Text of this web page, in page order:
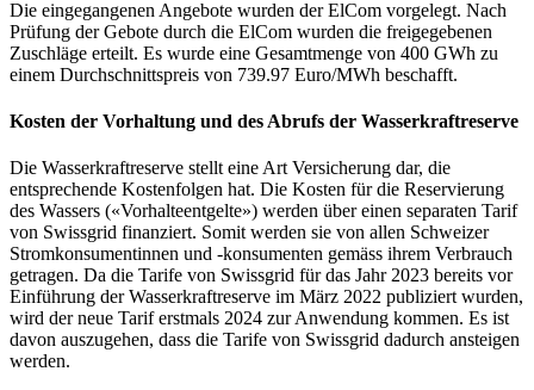
Die eingegangenen Angebote wurden der ElCom vorgelegt. Nach
Prüfung der Gebote durch die ElCom wurden die freigegebenen
Zuschläge erteilt. Es wurde eine Gesamtmenge von 400 GWh zu
einem Durchschnittspreis von 739.97 Euro/MWh beschafft.
Kosten der Vorhaltung und des Abrufs der Wasserkraftreserve
Die Wasserkraftreserve stellt eine Art Versicherung dar, die
entsprechende Kostenfolgen hat. Die Kosten für die Reservierung
des Wassers («Vorhalteentgelte») werden über einen separaten Tarif
von Swissgrid finanziert. Somit werden sie von allen Schweizer
Stromkonsumentinnen und -konsumenten gemäss ihrem Verbrauch
getragen. Da die Tarife von Swissgrid für das Jahr 2023 bereits vor
Einführung der Wasserkraftreserve im März 2022 publiziert wurden,
wird der neue Tarif erstmals 2024 zur Anwendung kommen. Es ist
davon auszugehen, dass die Tarife von Swissgrid dadurch ansteigen
werden.